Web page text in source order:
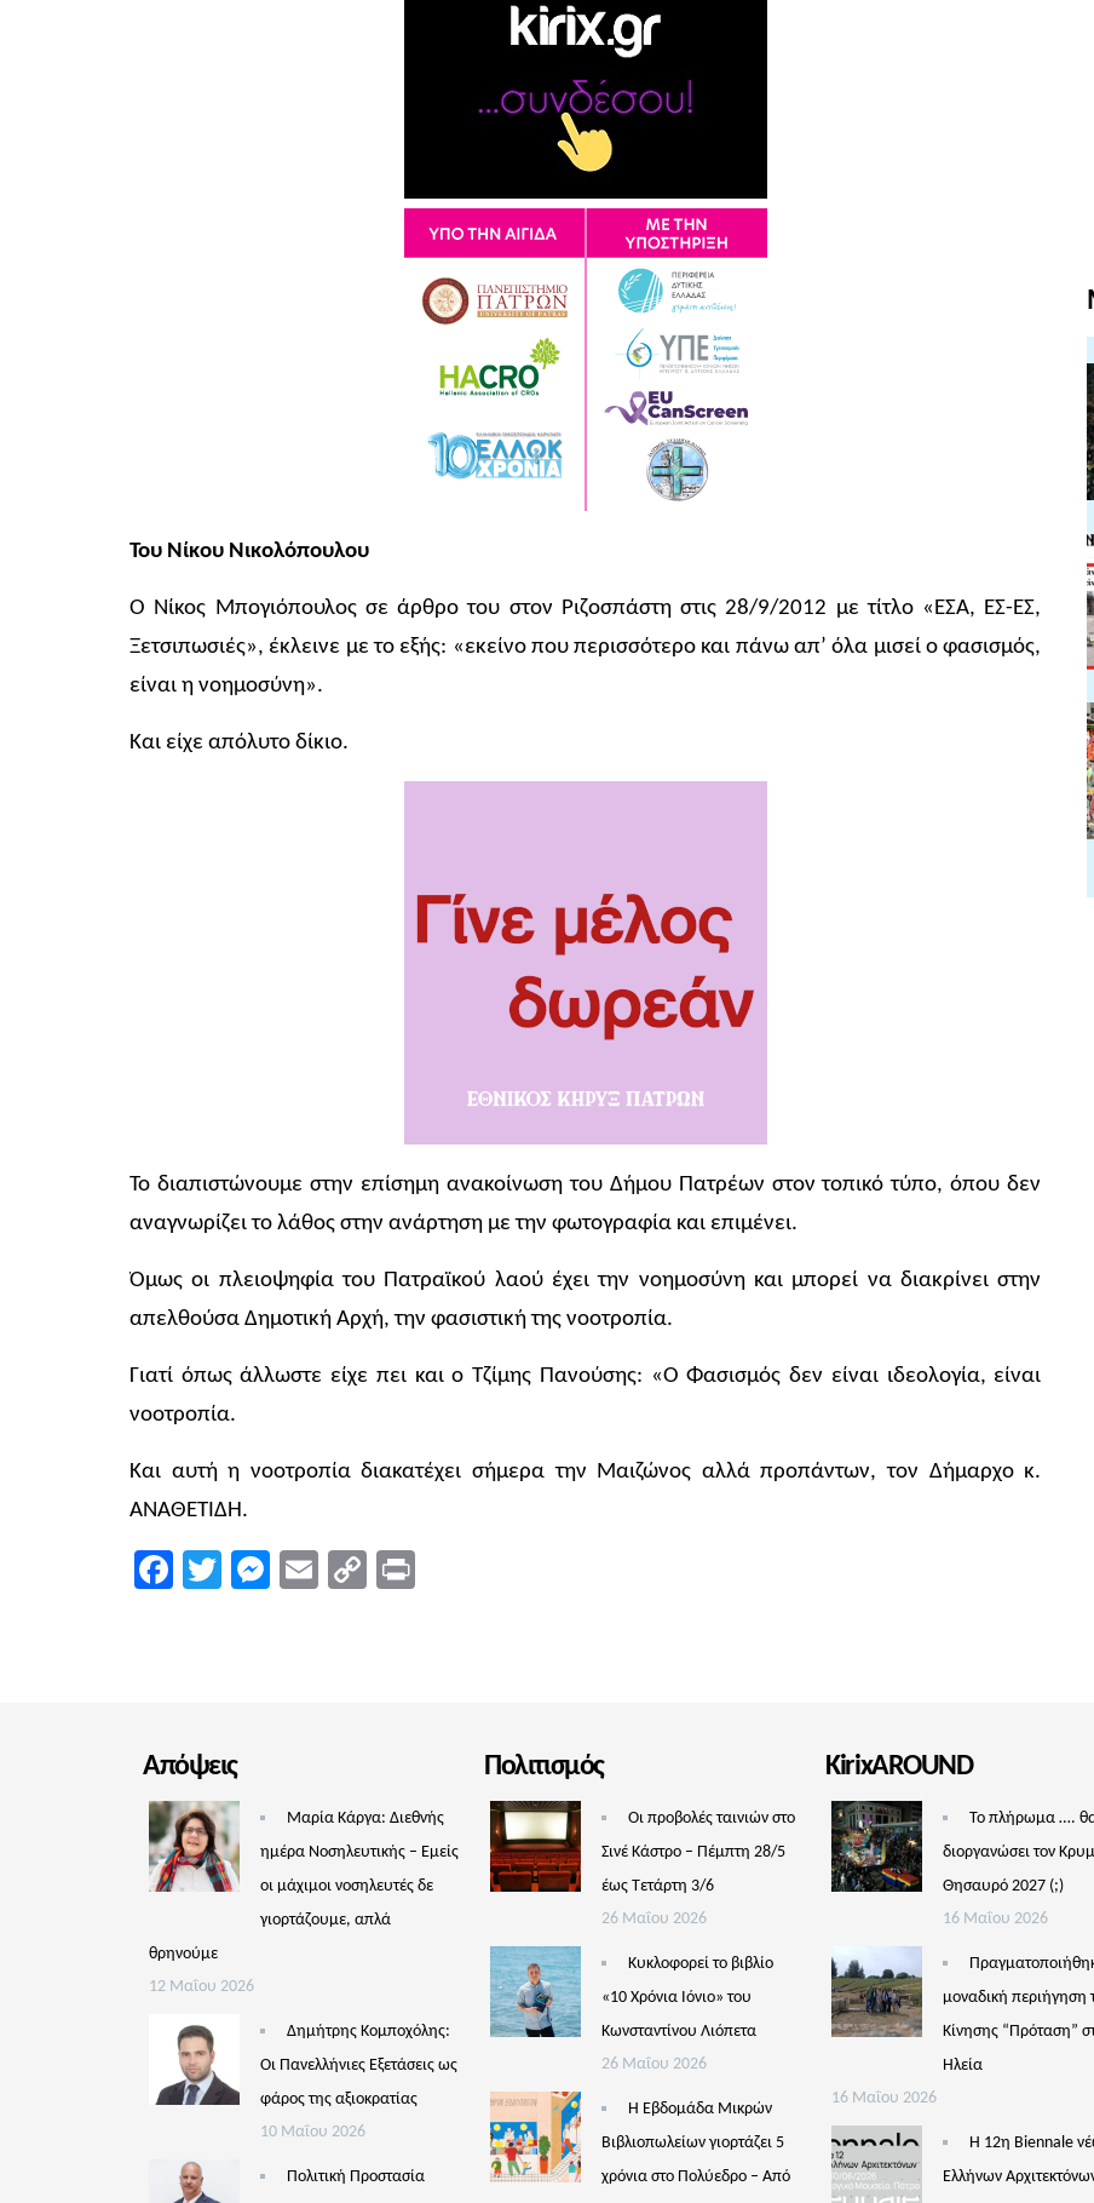
Του Νίκου Νικολόπουλου
Ο Νίκος Μπογιόπουλος σε άρθρο του στον Ριζοσπάστη στις 28/9/2012 με τίτλο «ΕΣΑ, ΕΣ-ΕΣ,
Ξετσιπωσιές», έκλεινε με το εξής: «εκείνο που περισσότερο και πάνω απ’ όλα μισεί ο φασισμός,
είναι η νοημοσύνη».
Και είχε απόλυτο δίκιο.
Το διαπιστώνουμε στην επίσημη ανακοίνωση του Δήμου Πατρέων στον τοπικό τύπο, όπου δεν
αναγνωρίζει το λάθος στην ανάρτηση με την φωτογραφία και επιμένει.
Όμως οι πλειοψηφία του Πατραϊκού λαού έχει την νοημοσύνη και μπορεί να διακρίνει στην
απελθούσα Δημοτική Αρχή, την φασιστική της νοοτροπία.
Γιατί όπως άλλωστε είχε πει και ο Τζίμης Πανούσης: «Ο Φασισμός δεν είναι ιδεολογία, είναι
νοοτροπία.
Και αυτή η νοοτροπία διακατέχει σήμερα την Μαιζώνος αλλά προπάντων, τον Δήμαρχο κ.
ΑΝΑΘΕΤΙΔΗ.
Facebook
TwitterMessenger
EmailCopy
Απόψεις
Μαρία Κάργα: Διεθνής
ημέρα Νοσηλευτικής – Εμείς
οι μάχιμοι νοσηλευτές δε
γιορτάζουμε, απλά
θρηνούμε
12 Μαΐου 2026
Δημήτρης Κομποχόλης:
Οι Πανελλήνιες Εξετάσεις ως
φάρος της αξιοκρατίας
10 Μαΐου 2026
Πολιτική Προστασία
Πολιτισμός
Οι προβολές ταινιών στο
Σινέ Κάστρο – Πέμπτη 28/5
έως Τετάρτη 3/6
26 Μαΐου 2026
Κυκλοφορεί το βιβλίο
«10 Χρόνια Ιόνιο» του
Κωνσταντίνου Λιόπετα
26 Μαΐου 2026
Η Εβδομάδα Μικρών
Βιβλιοπωλείων γιορτάζει 5
χρόνια στο Πολύεδρο – Από
KirixAROUND
Το πλήρωμα ….
διοργανώσει τον
Θησαυρό 2027 (;)
16 Μαΐου 2026
μοναδική περιήγηση
Κίνησης “Πρόταση”
Ηλεία
16 Μαΐου 2026
Η 12η Biennale
Ελλήνων